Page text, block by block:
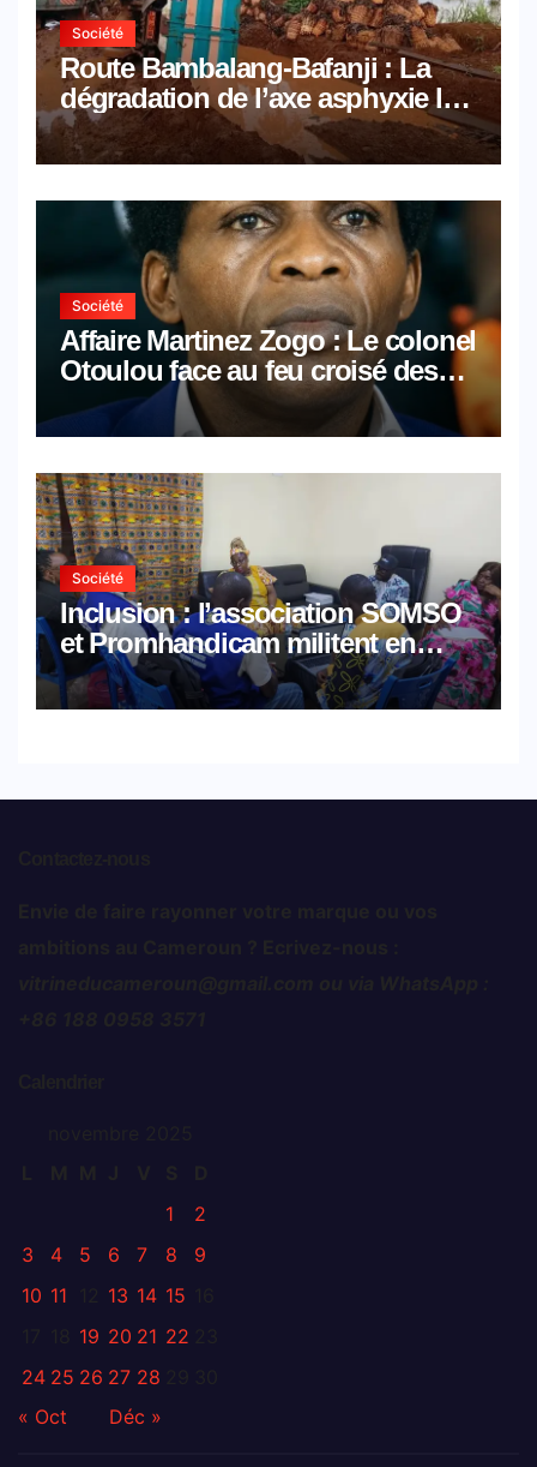
Société
Route Bambalang-Bafanji : La
dégradation de l’axe asphyxie les
activités économiques
Société
Affaire Martinez Zogo : Le colonel
Otoulou face au feu croisé des
avocats de la défense
Société
Inclusion : l’association SOMSO
et Promhandicam militent en
faveur d’une réforme des
formations en hôtellerie-
1
2
3
4 5 6 7 8
9
10 11 13 14 15
19 20 21 22
24 25 26 27 28
« Oct
Déc »